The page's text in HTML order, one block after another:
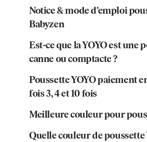
Notice & mode d’emploi
Babyzen
Est-ce que la YOYO est une
canne ou comptacte ?
Poussette YOYO paiement
fois 3, 4 et 10 fois
Meilleure couleur pour
Quelle couleur de poussette